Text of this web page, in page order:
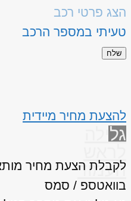
הצג פרטי רכב
טעיתי במספר הרכב
שלח
להצעת מחיר מיידית
גלילה
העמוד
לקבלת הצעת מחיר
בוואטספ / סמס